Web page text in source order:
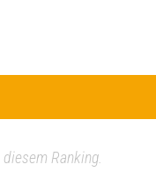
Ranking.